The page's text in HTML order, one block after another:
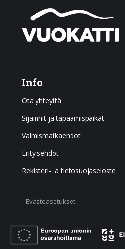
Info
Ota yhteyttä
Sijainnit ja tapaamispaikat
Valmismatkaehdot
Erityisehdot
Rekisteri- ja tietosuojaseloste
Evästeasetukset